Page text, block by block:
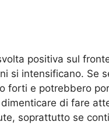
positiva sul
si intensificano. Se
forti e potrebbero
di fare
soprattutto se